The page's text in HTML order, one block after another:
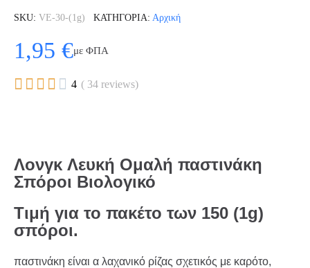
SKU VE-30-(1g) ΚΑΤΗΓΟΡΊΑ Αρχική
1,95 €με ΦΠΑ
     4 ( 34 reviews)
Λονγκ Λευκή Ομαλή παστινάκη
Σπόροι Βιολογικό
Τιμή για το πακέτο των 150 (1g)
σπόροι.
παστινάκη είναι α λαχανικό ρίζας σχετικός με καρότο,